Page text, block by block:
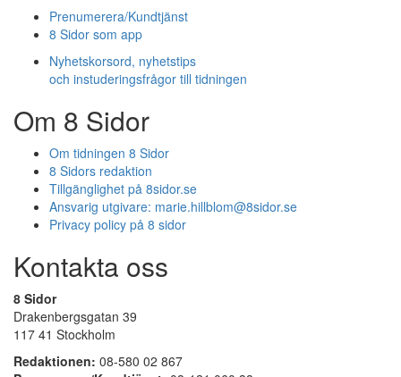
Prenumerera/Kundtjänst
8 Sidor som app
Nyhetskorsord, nyhetstips
och instuderingsfrågor till tidningen
Om 8 Sidor
Om tidningen 8 Sidor
8 Sidors redaktion
Tillgänglighet på 8sidor.se
Ansvarig utgivare: marie.hillblom@8sidor.se
Privacy policy på 8 sidor
Kontakta oss
8 Sidor
Drakenbergsgatan 39
117 41 Stockholm
Redaktionen: 08-580 02 867